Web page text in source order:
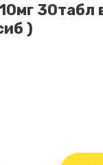
30табл
)